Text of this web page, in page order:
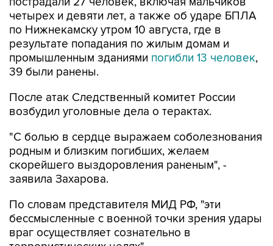
четырех и девяти лет, а также об ударе БПЛА
по Нижнекамску утром 10 августа, где в
результате попадания по жилым домам и
промышленным зданиями погибли 13 человек,
39 были ранены.
После атак Следственный комитет России
возбудил уголовные дела о терактах.
"С болью в сердце выражаем соболезнования
родным и близким погибших, желаем
скорейшего выздоровления раненым", -
заявила Захарова.
По словам представителя МИД РФ, "эти
бессмысленные с военной точки зрения удары
враг осуществляет сознательно в